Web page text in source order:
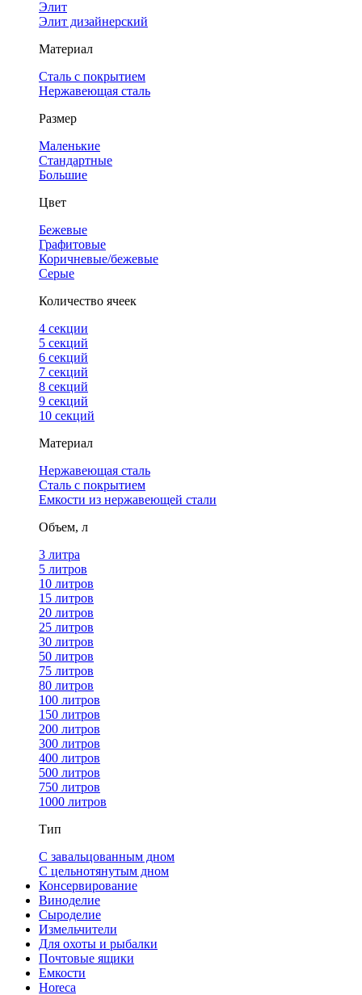
Элит
Элит дизайнерский
Материал
Сталь с покрытием
Нержавеющая сталь
Размер
Маленькие
Стандартные
Большие
Цвет
Бежевые
Графитовые
Коричневые/бежевые
Серые
Количество ячеек
4 cекции
5 секций
6 секций
7 секций
8 секций
9 секций
10 секций
Материал
Нержавеющая сталь
Сталь с покрытием
Емкости из нержавеющей стали
Объем, л
3 литра
5 литров
10 литров
15 литров
20 литров
25 литров
30 литров
50 литров
75 литров
80 литров
100 литров
150 литров
200 литров
300 литров
400 литров
500 литров
750 литров
1000 литров
Тип
С завальцованным дном
С цельнотянутым дном
Консервирование
Виноделие
Сыроделие
Измельчители
Для охоты и рыбалки
Почтовые ящики
Емкости
Horeca